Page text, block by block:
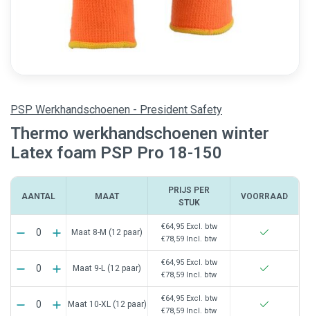
PSP Werkhandschoenen - President Safety
Thermo werkhandschoenen winter
Latex foam PSP Pro 18-150
AANTAL MAAT
PRIJS PER
STUK
VOORRAAD
Maat 8-M (12 paar)
€64,95 Excl. btw
€78,59 Incl. btw
Maat 9-L (12 paar)
€64,95 Excl. btw
€78,59 Incl. btw
Maat 10-XL (12 paar)
€64,95 Excl. btw
€78,59 Incl. btw